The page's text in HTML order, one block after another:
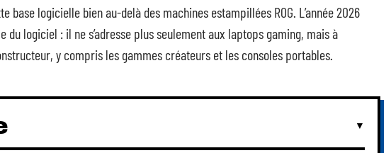
base logicielle bien au-delà des machines estampillées ROG. L’année 2026
du logiciel : il ne s’adresse plus seulement aux laptops gaming, mais à
y compris les gammes créateurs et les consoles portables.